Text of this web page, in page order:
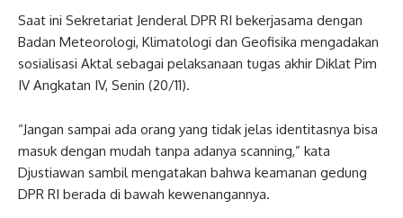
Saat ini Sekretariat Jenderal DPR RI bekerjasama dengan
Badan Meteorologi, Klimatologi dan Geofisika mengadakan
sosialisasi Aktal sebagai pelaksanaan tugas akhir Diklat Pim
IV Angkatan IV, Senin (20/11).
“Jangan sampai ada orang yang tidak jelas identitasnya bisa
masuk dengan mudah tanpa adanya scanning,” kata
Djustiawan sambil mengatakan bahwa keamanan gedung
DPR RI berada di bawah kewenangannya.